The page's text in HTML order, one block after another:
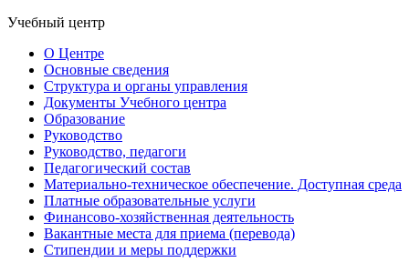
Учебный центр
О Центре
Основные сведения
Структура и органы управления
Документы Учебного центра
Образование
Руководство
Руководство, педагоги
Педагогический состав
Материально-техническое обеспечение. Доступная среда
Платные образовательные услуги
Финансово-хозяйственная деятельность
Вакантные места для приема (перевода)
Стипендии и меры поддержки